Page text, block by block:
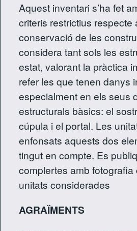
Aquest inventari s’ha fet
criteris restrictius respecte
conservació de les
considera tant sols les
estat, valorant la pràctica
refer les que tenen danys
especialment en els seus
estructurals bàsics: el
cúpula i el portal. Les
enfonsats aquests dos
tingut en compte. Es
complertes amb fotografia
unitats considerades
AGRAÏMENTS